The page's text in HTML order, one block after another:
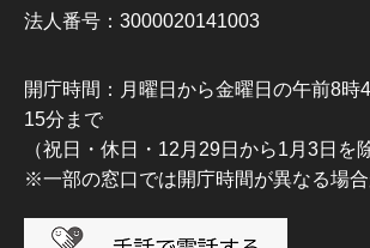
法人番号：3000020141003
開庁時間：月曜日から金曜日の午前8時
15分まで
（祝日・休日・12月29日から1月3日を
※一部の窓口では開庁時間が異なる場